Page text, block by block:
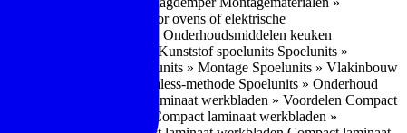
» Kabels voor ovens of elektrische
Montagematerialen » Onderhoudsmiddelen keuken
Spoelunits » Kunststof spoelunits Spoelunits »
Spoelunits » Montage Spoelunits » Vlakinbouw
methode Spoelunits » Rimless-methode Spoelunits » Onderhoud
Compact laminaat werkbladen » Voordelen Compact
laminaat werkbladen
Compact laminaat werkbladen »